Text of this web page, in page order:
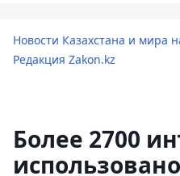
Новости Казахстана и мира
Редакция Zakon.kz
Более 2700